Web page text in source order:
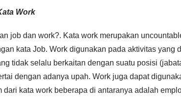
Work
job dan work?. Kata work merupakan
kata Job. Work digunakan pada aktivitas yang
tidak selalu berkaitan dengan suatu posisi
dengan adanya upah. Work juga dapat
dari kata work beberapa di antaranya adalah